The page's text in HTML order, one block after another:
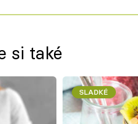
si také
SLADKÉ